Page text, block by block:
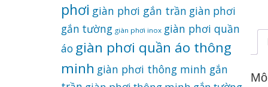
phơi giàn phơi gắn trần giàn phơi
gắn tường giàn phơi inox giàn phơi quần
áo giàn phơi quần áo thông
minh giàn phơi thông minh gắn